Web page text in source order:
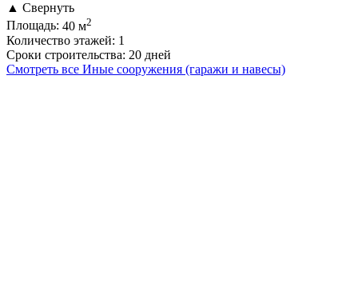
▲ Свернуть
Площадь: 40 м2
Количество этажей: 1
Сроки строительства: 20 дней
Смотреть все Иные сооружения (гаражи и навесы)